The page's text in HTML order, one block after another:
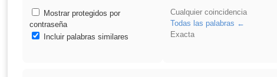
Mostrar protegidos por
contraseña
Incluir palabras similares
Cualquier coincidencia
Todas las palabras
Exacta